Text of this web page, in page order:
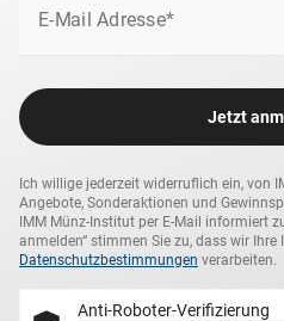
E-Mail Adresse*
Jetzt
Ich willige jederzeit widerruflich ein, von
Angebote, Sonderaktionen und
IMM Münz-Institut per E-Mail informiert
anmelden“ stimmen Sie zu, dass wir
Datenschutzbestimmungen verarbeiten.
Anti-Roboter-Verifizierung